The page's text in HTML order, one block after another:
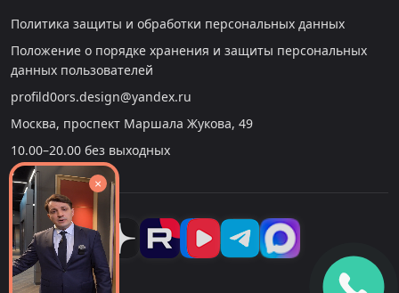
Политика защиты и обработки персональных данных
Положение о порядке хранения и защиты персональных
данных пользователей
profild0ors.design@yandex.ru
Москва, проспект Маршала Жукова, 49
10.00–20.00 без выходных
×